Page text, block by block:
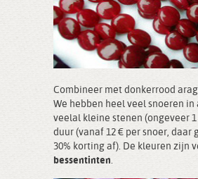
Combineer met donkerrood
We hebben heel veel snoeren in
veelal kleine stenen (ongeveer
duur (vanaf 12 € per snoer, daar
30% korting af). De kleuren zijn
bessentinten.